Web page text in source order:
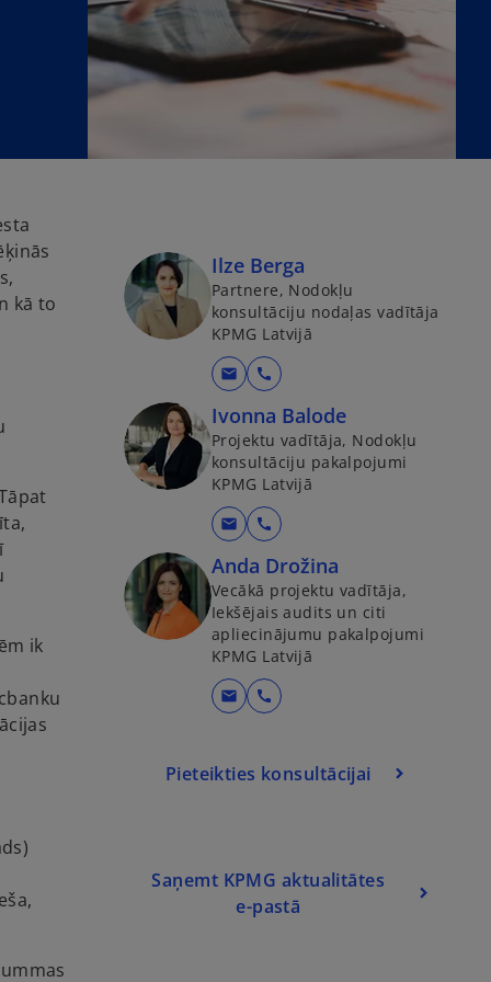
kā to
ik
Ilze Berga
Partnere, Nodokļu
konsultāciju nodaļas vadītāja
KPMG Latvijā
mail call
Ivonna Balode
Projektu vadītāja, Nodokļu
konsultāciju pakalpojumi
KPMG Latvijā
mail call
Anda Drožina
Vecākā projektu vadītāja,
Iekšējais audits un citi
apliecinājumu pakalpojumi
KPMG Latvijā
mail call
Pieteikties konsultācijai
Saņemt KPMG aktualitātes
e-pastā